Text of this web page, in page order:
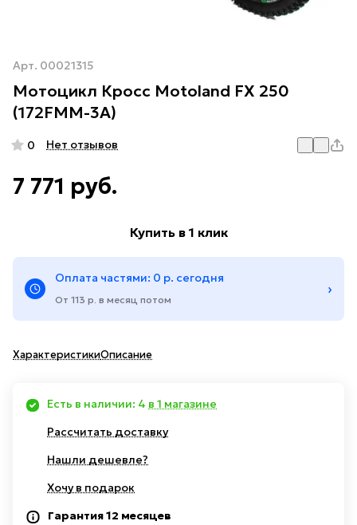
Арт. 00021315
Мотоцикл Кросс Motoland FX 250
(172FMM-3A)
0 Нет отзывов
7 771 руб.
Купить в 1 клик
Оплата частями: 0 р. сегодня
От 113 р. в месяц потом
›
ХарактеристикиОписание
Есть в наличии: 4 в 1 магазине
Рассчитать доставку
Нашли дешевле?
Хочу в подарок
Гарантия 12 месяцев